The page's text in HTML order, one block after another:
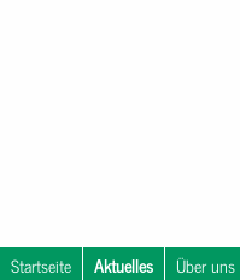
Startseite Aktuelles Über uns